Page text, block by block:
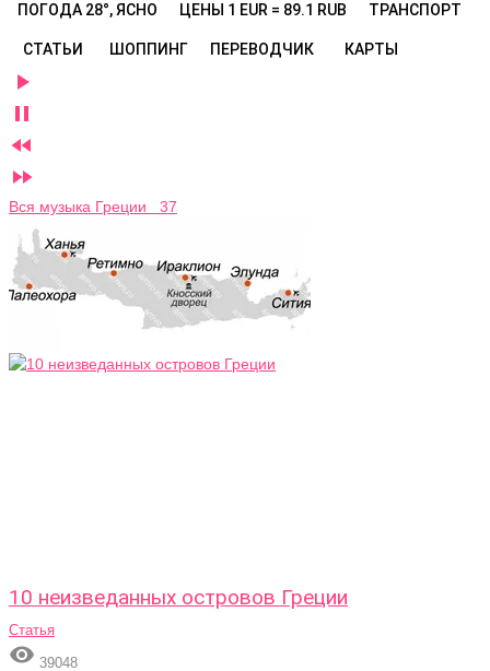
ПОГОДА 28°, ЯСНО ЦЕНЫ 1 EUR = 89.1 RUB ТРАНСПОРТ
СТАТЬИ ШОППИНГ ПЕРЕВОДЧИК КАРТЫ




Вся музыка Греции 37
10 неизведанных островов Греции
Статья
 39048